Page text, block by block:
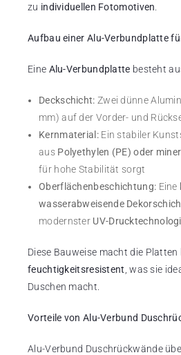
zu individuellen Fotomotiven
Aufbau einer Alu-Verbundplatte
Eine Alu-Verbundplatte besteht
Deckschicht: Zwei dünne
mm) auf der Vorder- und
Kernmaterial:Ein stabiler
aus Polyethylen (PE) oder
für hohe Stabilität sorgt
Oberflächenbeschichtung: Eine
wasserabweisende
modernster UV-
Diese Bauweise macht die Platten
feuchtigkeitsresistent , was sie
Duschen macht.
Vorteile von Alu-Verbund
Alu-Verbund Duschrückwände